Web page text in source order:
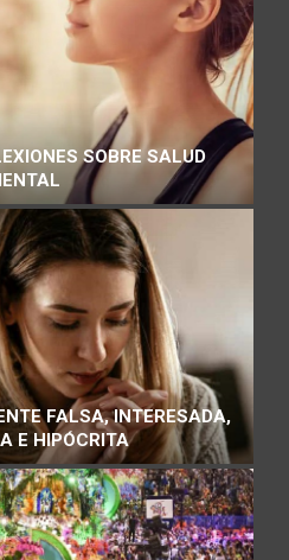
SOBRE SALUD
FALSA, INTERESADA,
E HIPÓCRITA